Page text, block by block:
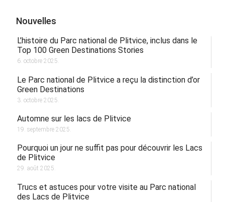
Nouvelles
L’histoire du Parc national de Plitvice, inclus dans le
Top 100 Green Destinations Stories
6. octobre 2025.
Le Parc national de Plitvice a reçu la distinction d’or
Green Destinations
3. octobre 2025.
Automne sur les lacs de Plitvice
19. septembre 2025.
Pourquoi un jour ne suffit pas pour découvrir les Lacs
de Plitvice
29. août 2025.
Trucs et astuces pour votre visite au Parc national
des Lacs de Plitvice